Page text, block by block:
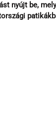
nyújt be,